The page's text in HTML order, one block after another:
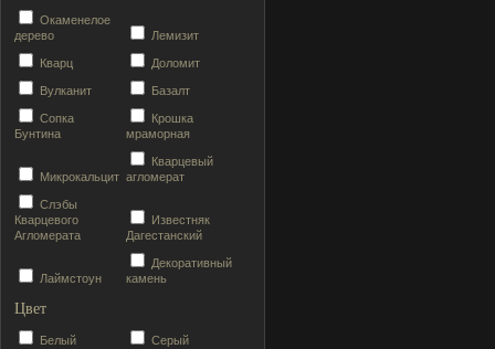
Окаменелое
дерево
Лемизит
Кварц Доломит
Вулканит Базалт
Сопка
Бунтина
Крошка
мраморная
Микрокальцит
Кварцевый
агломерат
Слэбы
Кварцевого
Агломерата
Известняк
Дагестанский
Лаймстоун
Декоративный
камень
Цвет
Белый Серый